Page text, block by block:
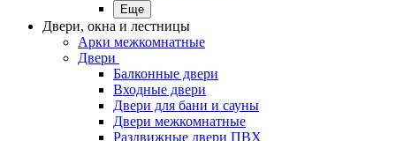
Еще
Двери, окна и лестницы
Арки межкомнатные
Двери
Балконные двери
Входные двери
Двери для бани и сауны
Двери межкомнатные
Раздвижные двери ПВХ